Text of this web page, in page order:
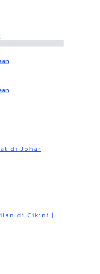
di Johar
di Cikini |